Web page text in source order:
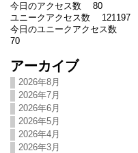
今日のアクセス数 80
ユニークアクセス数 121197
今日のユニークアクセス数
70
アーカイブ
2026年8月
2026年7月
2026年6月
2026年5月
2026年4月
2026年3月